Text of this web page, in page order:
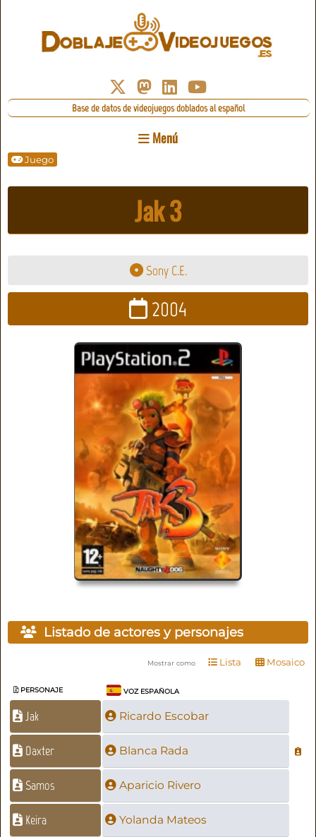
Base de datos de videojuegos doblados al español
Menú
Juego
Jak 3
Sony C.E.
2004
Listado de actores y personajes
Mostrar como Lista Mosaico
PERSONAJE VOZ ESPAÑOLA
Jak Ricardo Escobar
Daxter Blanca Rada
Samos Aparicio Rivero
Keira Yolanda Mateos